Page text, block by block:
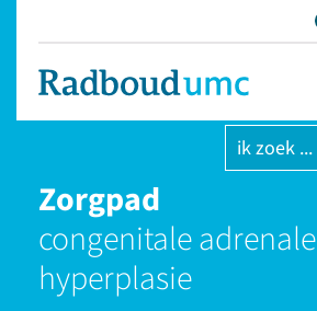
ik zoek ...
Zorgpad
congenitale adrenale
hyperplasie